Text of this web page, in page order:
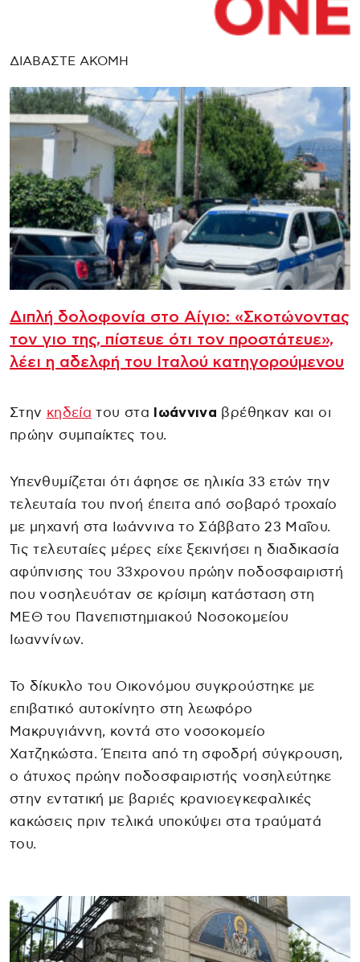
ΔΙΑΒΑΣΤΕ ΑΚΟΜΗ
Διπλή δολοφονία στο Αίγιο: «Σκοτώνοντας
τον γιο της, πίστευε ότι τον προστάτευε»,
λέει η αδελφή του Ιταλού κατηγορούμενου
Στην κηδεία του στα Ιωάννινα βρέθηκαν και οι
πρώην συμπαίκτες του.
Υπενθυμίζεται ότι άφησε σε ηλικία 33 ετών την
τελευταία του πνοή έπειτα από σοβαρό τροχαίο
με μηχανή στα Ιωάννινα το Σάββατο 23 Μαΐου.
Τις τελευταίες μέρες είχε ξεκινήσει η διαδικασία
αφύπνισης του 33χρονου πρώην ποδοσφαιριστή
που νοσηλευόταν σε κρίσιμη κατάσταση στη
ΜΕΘ του Πανεπιστημιακού Νοσοκομείου
Ιωαννίνων.
Το δίκυκλο του Οικονόμου συγκρούστηκε με
επιβατικό αυτοκίνητο στη λεωφόρο
Μακρυγιάννη, κοντά στο νοσοκομείο
Χατζηκώστα. Έπειτα από τη σφοδρή σύγκρουση,
ο άτυχος πρώην ποδοσφαιριστής νοσηλεύτηκε
στην εντατική με βαριές κρανιοεγκεφαλικές
κακώσεις πριν τελικά υποκύψει στα τραύματά
του.